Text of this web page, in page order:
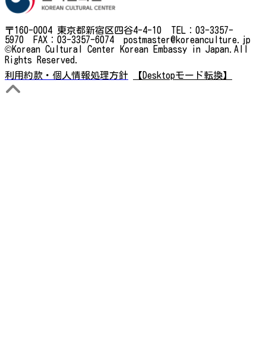
〒160-0004 東京都新宿区四谷4-4-10 TEL：03-3357-
5970 FAX：03-3357-6074 postmaster@koreanculture.jp
©Korean Cultural Center Korean Embassy in Japan.All
Rights Reserved.
利用約款・個人情報処理方針
【Desktopモード転換】